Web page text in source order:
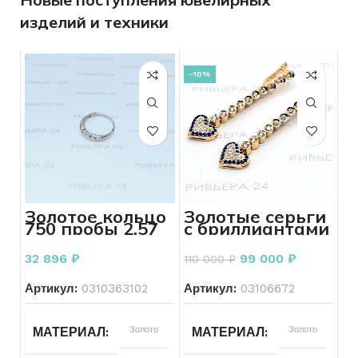
изделий и техники
Золотое кольцо
750 пробы 2.57
грамм 18 р-р
32 896 ₽
Артикул: 0310363102
МАТЕРИАЛ Золото
-10%
Золотые серьги
с бриллиантами
500 проба 9.82
грамм
110 000₽ 99 000 ₽
Артикул: 03106672
МАТЕРИАЛ Золото